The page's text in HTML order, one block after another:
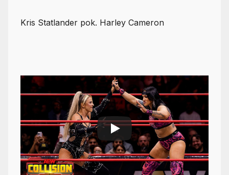
Kris Statlander pok. Harley Cameron